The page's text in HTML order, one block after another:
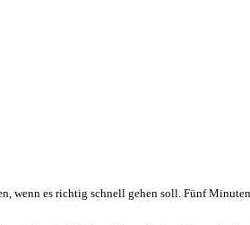
wenn es richtig schnell gehen soll. Fünf